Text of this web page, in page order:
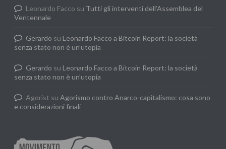
Leonardo Facco su Tutti gli interventi dell’Assemblea del
Ventennale
Gerardo su Leonardo Facco a Bitcoin Report: la società
senza stato non è un’utopia
Gerardo su Leonardo Facco a Bitcoin Report: la società
senza stato non è un’utopia
Agorist suAgorismo contro Anarco-capitalismo: cosa sono
e considerazioni finali